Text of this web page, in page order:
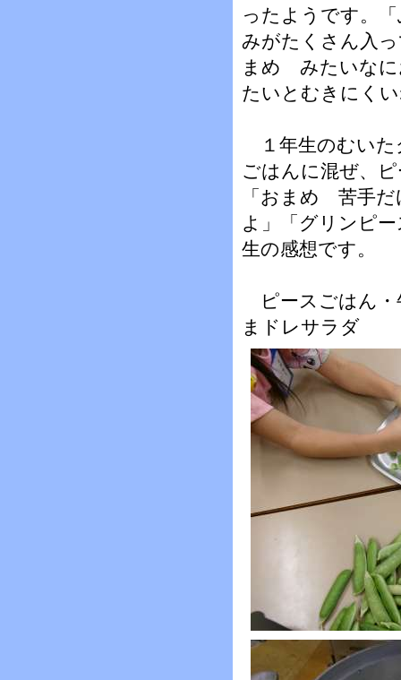
ったようです。
みがたくさん入
まめ みたいなに
たいとむきにく
１年生のむいた
ごはんに混ぜ、
「おまめ 苦手
よ」「グリンピ
生の感想です。
ピースごはん・
まドレサラダ